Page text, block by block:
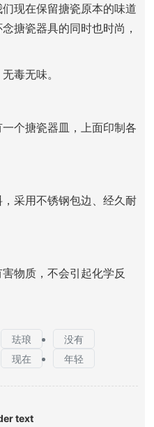
现在保留搪瓷原本的味道
搪瓷器具的同时也时尚，
毒无味。
个搪瓷器皿，上面印制各
采用不锈钢包边、经久耐
物质，不会引起化学反
珐琅
没有
现在 年轻
text